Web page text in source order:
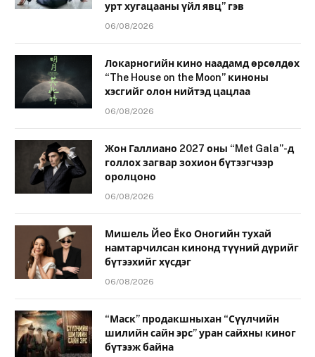
урт хугацааны үйл явц” гэв
06/08/2026
Локарногийн кино наадамд өрсөлдөх
“The House on the Moon” киноны
хэсгийг олон нийтэд цацлаа
06/08/2026
Жон Галлиано 2027 оны “Met Gala”-д
голлох загвар зохион бүтээгчээр
оролцоно
06/08/2026
Мишель Йео Ёко Оногийн тухай
намтарчилсан кинонд түүний дүрийг
бүтээхийг хүсдэг
06/08/2026
“Маск” продакшныхан “Сүүлчийн
шилийн сайн эрс” уран сайхны киног
бүтээж байна